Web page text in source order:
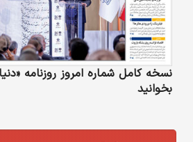
نسخه کامل شماره امروز روزنامه
بخوانید